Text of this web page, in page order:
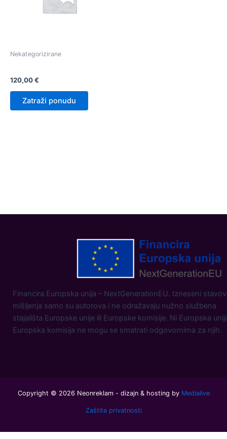
Nekategorizirane
120,00€
Zatraži ponudu
Financira Europska unija – NextGenerationEU. Izneseni
mišljenja samo su autorova i ne odražavaju nužno službena
stajališta Europske unije ili Europske komisije. Ni Europska
Europska komisija ne mogu se smatrati odgovornima za njih.
Copyright © 2026 Neonreklam - dizajn & hosting by Medialive
Zaštita privatnosti